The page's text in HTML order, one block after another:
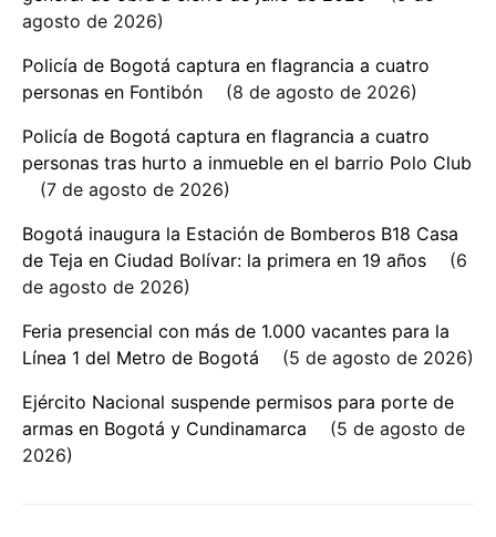
agosto de 2026
Policía de Bogotá captura en flagrancia a cuatro
personas en Fontibón
8 de agosto de 2026
Policía de Bogotá captura en flagrancia a cuatro
personas tras hurto a inmueble en el barrio Polo Club
7 de agosto de 2026
Bogotá inaugura la Estación de Bomberos B18 Casa
de Teja en Ciudad Bolívar: la primera en 19 años
6
de agosto de 2026
Feria presencial con más de 1.000 vacantes para la
Línea 1 del Metro de Bogotá
5 de agosto de 2026
Ejército Nacional suspende permisos para porte de
armas en Bogotá y Cundinamarca
5 de agosto de
2026